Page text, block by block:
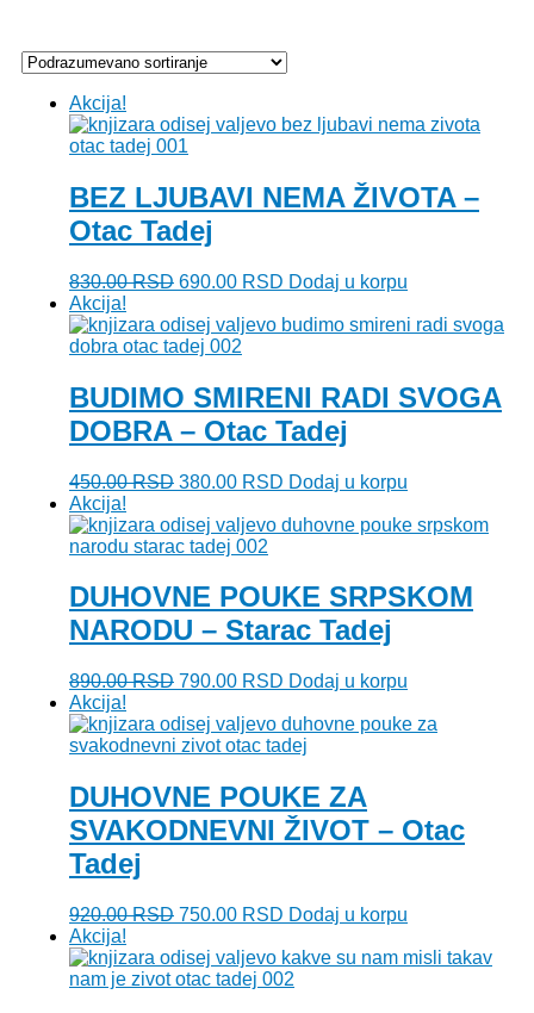
Akcija!
BEZ LJUBAVI NEMA ŽIVOTA –
Otac Tadej
830.00RSD Originalna
je
bila:
690.00 RSD Trenutna
je:
Dodaj u korpu
Akcija!
BUDIMO SMIRENI RADI SVOGA
DOBRA – Otac Tadej
450.00RSD Originalna
je
bila:
380.00 RSD Trenutna
je:
Dodaj u korpu
Akcija!
DUHOVNE POUKE SRPSKOM
NARODU – Starac Tadej
890.00RSD Originalna
je
bila:
790.00 RSD Trenutna
je:
790.00 RSD.
Dodaj u korpu
Akcija!
DUHOVNE POUKE ZA
SVAKODNEVNI ŽIVOT – Otac
Tadej
920.00RSD Originalna
je
bila:
750.00 RSD Trenutna
je:
750.00 RSD.
Dodaj u korpu
Akcija!